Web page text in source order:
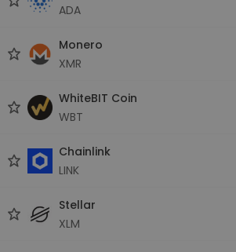
ADA
Monero
XMR
WhiteBIT Coin
WBT
Chainlink
LINK
Stellar
XLM